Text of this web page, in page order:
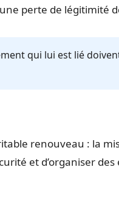
perte de légitimité
qui lui est lié
renouveau : la
et d’organiser des